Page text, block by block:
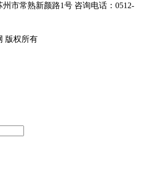
市常熟新颜路1号 咨询电话：0512-
版权所有